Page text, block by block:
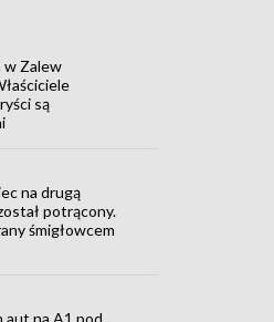
w Zalew
są
na drugą
potrącony.
śmigłowcem
aut na A1 pod